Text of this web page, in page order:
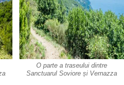
O parte a traseului dintre
Sanctuarul Soviore și Vernazza